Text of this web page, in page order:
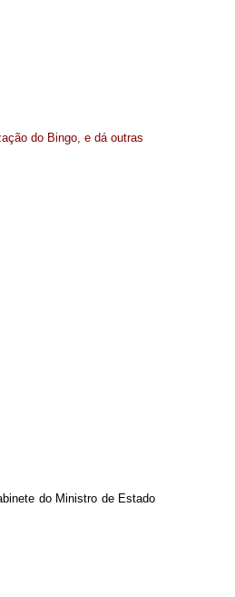
do Bingo, e dá outras
do Ministro de Estado